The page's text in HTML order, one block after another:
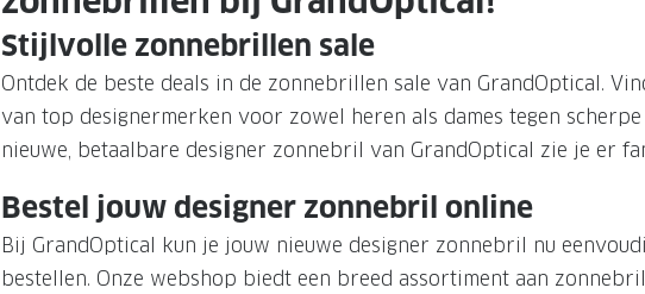
Stijlvolle zonnebrillen sale
Ontdek de beste deals in de zonnebrillen sale van GrandOptical.
van top designermerken voor zowel heren als dames tegen
nieuwe, betaalbare designer zonnebril van GrandOptical zie je er
Bestel jouw designer zonnebril online
Bij GrandOptical kun je jouw nieuwe designer zonnebril nu
bestellen. Onze webshop biedt een breed assortiment aan